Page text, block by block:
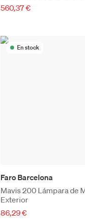
560,37 €
En stock
Faro Barcelona
Mavis 200 Lámpara de
Exterior
86,29 €